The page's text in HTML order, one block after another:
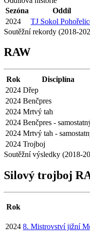
Sezóna
Oddíl
2024
TJ Sokol
Soutěžní rekordy (2018-
RAW
Rok Disciplína
2024 Dřep
2024 Benčpres
2024 Mrtvý tah
2024 Benčpres -
2024 Mrtvý tah -
2024 Trojboj
Soutěžní výsledky (2018-
Silový trojboj
Rok
2024 8. Mistrovství jižní